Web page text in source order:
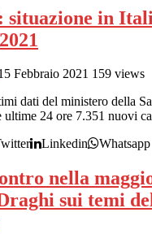
situazione in
Febbraio 2021 159 views
dati del ministero della
ultime 24 ore 7.351 nuovi
Linkedin Whatsapp
nella
sui temi